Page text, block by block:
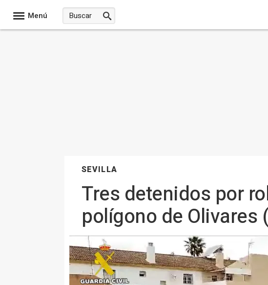
Menú
SEVILLA
Tres detenidos por
polígono de Olivares